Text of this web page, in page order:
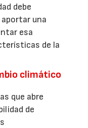
debe
una
esa
de la
climático
que abre
de